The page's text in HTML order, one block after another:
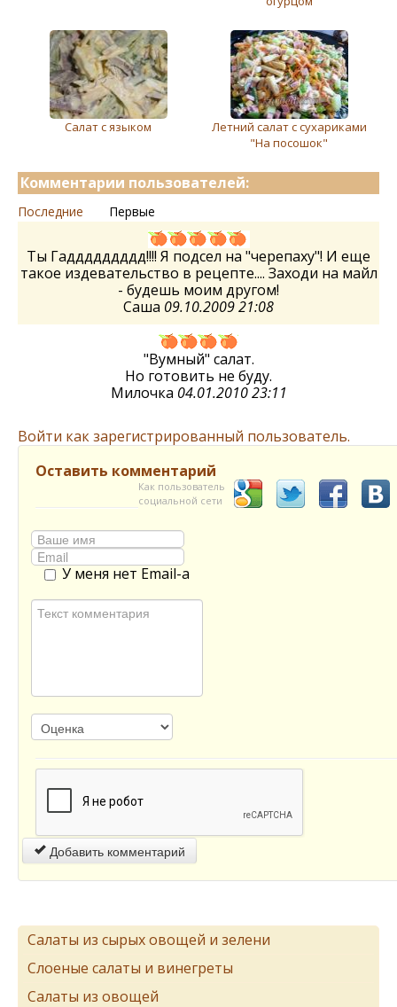
Салат с языком
Летний салат с сухариками
"На посошок"
Комментарии пользователей:
Последние Первые
Ты Гаддддддддд!!!! Я подсел на "черепаху"! И еще
такое издевательство в рецепте.... Заходи на майл
- будешь моим другом!
Саша 09.10.2009 21:08
"Вумный" салат.
Но готовить не буду.
Милочка 04.01.2010 23:11
Войти как зарегистрированный пользователь.
Оставить комментарий
Как пользователь
социальной сети
У меня нет Email-а
Добавить комментарий
Салаты из сырых овощей и зелени
Слоеные салаты и винегреты
Салаты из овощей